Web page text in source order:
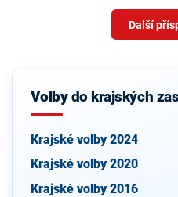
Další
Volby do krajských
Krajské volby 2024
Krajské volby 2020
Krajské volby 2016